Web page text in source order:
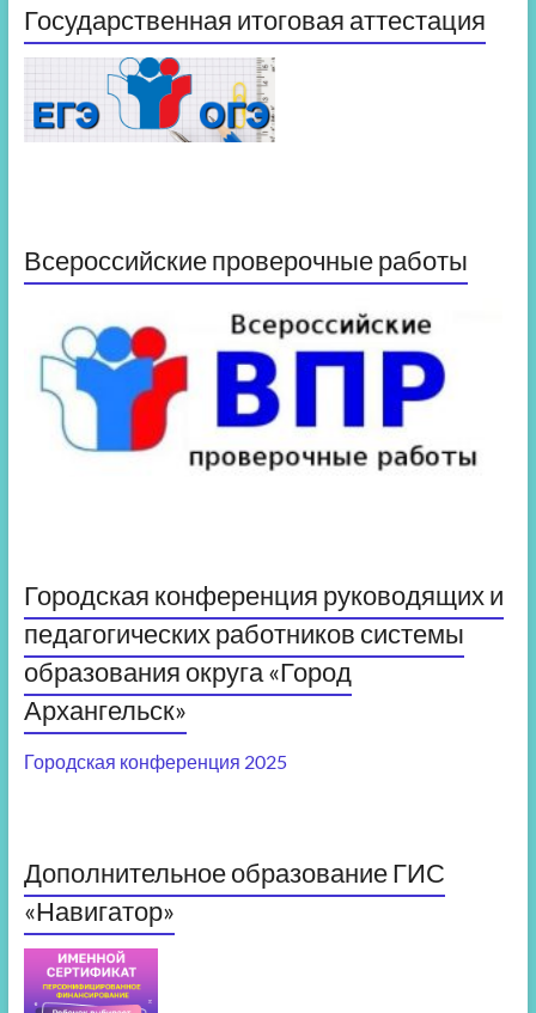
Государственная итоговая аттестация
Всероссийские проверочные работы
Городская конференция руководящих и
педагогических работников системы
образования округа «Город
Архангельск»
Городская конференция 2025
Дополнительное образование ГИС
«Навигатор»